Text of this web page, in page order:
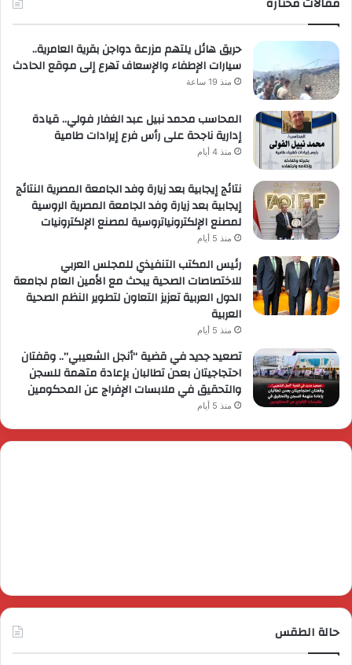
حريق هائل يلتهم مزرعة دواجن بقرية العامرية..
سيارات الإطفاء والإسعاف تهرع إلى موقع الحادث
منذ 19 ساعة
المحاسب محمد نبيل عبد الغفار فولي.. قيادة
إدارية ناجحة على رأس فرع إيرادات طامية
منذ 4 أيام
نتائج إيجابية بعد زيارة وفد الجامعة المصرية النتائج
إيجابية بعد زيارة وفد الجامعة المصرية الروسية
لمصنع الإلكترونياتروسية لمصنع الإلكترونيات
منذ 5 أيام
رئيس المكتب التنفيذي للمجلس العربي
للاختصاصات الصحية يبحث مع الأمين العام لجامعة
الدول العربية تعزيز التعاون لتطوير النظم الصحية
العربية
منذ 5 أيام
تصعيد جديد في قضية “أنجل الشعيبي”.. وقفتان
احتجاجيتان بعدن تطالبان بإعادة متهمة للسجن
والتحقيق في ملابسات الإفراج عن المحكومين
منذ 5 أيام
حالة الطقس